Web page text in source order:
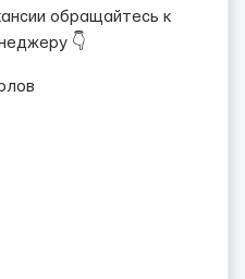
обращайтесь к
👇